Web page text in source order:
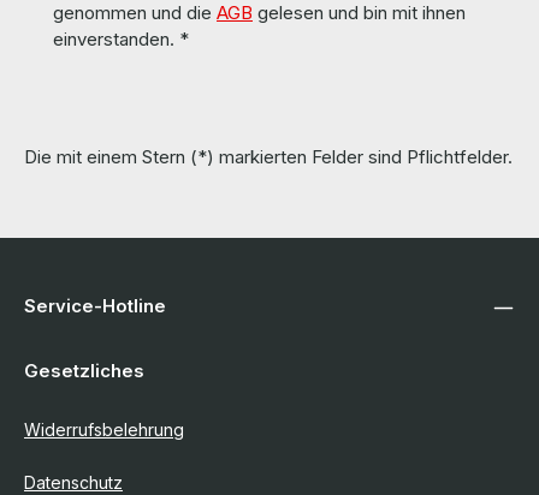
genommen und die AGB gelesen und bin mit ihnen
einverstanden. *
Die mit einem Stern (*) markierten Felder sind Pflichtfelder.
Service-Hotline
Gesetzliches
Widerrufsbelehrung
Datenschutz